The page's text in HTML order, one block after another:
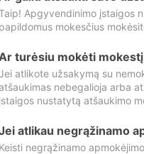
Apgyvendinimo įstaigos
mokesčius
turėsiu mokėti
atlikote užsakymą su
nebegalioja arba
nustatytą atšaukimo
atlikau negrąžinamo
negrąžinamo